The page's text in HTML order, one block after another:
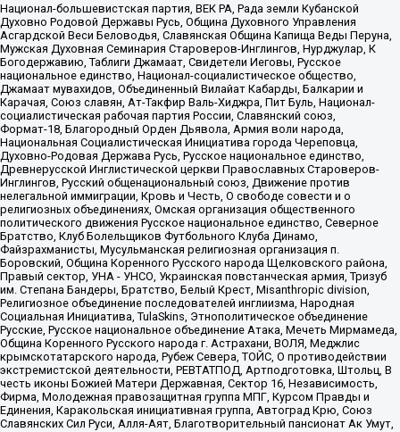
Национал-большевистская партия, ВЕК РА, Рада земли Кубанской
Духовно Родовой Державы Русь, Община Духовного Управления
Асгардской Веси Беловодья, Славянская Община Капища Веды Перуна,
Мужская Духовная Семинария Староверов-Инглингов, Нурджулар, К
Богодержавию, Таблиги Джамаат, Свидетели Иеговы, Русское
национальное единство, Национал-социалистическое общество,
Джамаат мувахидов, Объединенный Вилайат Кабарды, Балкарии и
Карачая, Союз славян, Ат-Такфир Валь-Хиджра, Пит Буль, Национал-
социалистическая рабочая партия России, Славянский союз,
Формат-18, Благородный Орден Дьявола, Армия воли народа,
Национальная Социалистическая Инициатива города Череповца,
Духовно-Родовая Держава Русь, Русское национальное единство,
Древнерусской Инглистической церкви Православных Староверов-
Инглингов, Русский общенациональный союз, Движение против
нелегальной иммиграции, Кровь и Честь, О свободе совести и о
религиозных объединениях, Омская организация общественного
политического движения Русское национальное единство, Северное
Братство, Клуб Болельщиков Футбольного Клуба Динамо,
Файзрахманисты, Мусульманская религиозная организация п.
Боровский, Община Коренного Русского народа Щелковского района,
Правый сектор, УНА - УНСО, Украинская повстанческая армия, Тризуб
им. Степана Бандеры, Братство, Белый Крест, Misanthropic division,
Религиозное объединение последователей инглиизма, Народная
Социальная Инициатива, TulaSkins, Этнополитическое объединение
Русские, Русское национальное объединение Атака, Мечеть Мирмамеда,
Община Коренного Русского народа г. Астрахани, ВОЛЯ, Меджлис
крымскотатарского народа, Рубеж Севера, ТОЙС, О противодействии
экстремистской деятельности, РЕВТАТПОД, Артподготовка, Штольц, В
честь иконы Божией Матери Державная, Сектор 16, Независимость,
Фирма, Молодежная правозащитная группа МПГ, Курсом Правды и
Единения, Каракольская инициативная группа, Автоград Крю, Союз
Славянских Сил Руси, Алля-Аят, Благотворительный пансионат Ак Умут,